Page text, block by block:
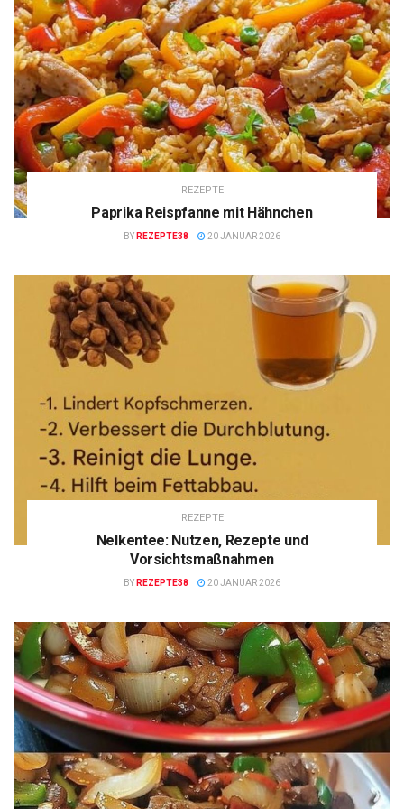
REZEPTE
Paprika Reispfanne mit Hähnchen
BY REZEPTE38 20 JANUAR 2026
REZEPTE
Nelkentee: Nutzen, Rezepte und
Vorsichtsmaßnahmen
BY REZEPTE38 20 JANUAR 2026